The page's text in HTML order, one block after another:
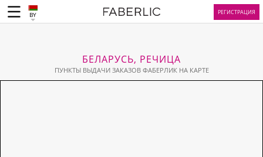
BY РЕГИСТРАЦИЯ
БЕЛАРУСЬ, РЕЧИЦА
ПУНКТЫ ВЫДАЧИ ЗАКАЗОВ ФАБЕРЛИК НА КАРТЕ